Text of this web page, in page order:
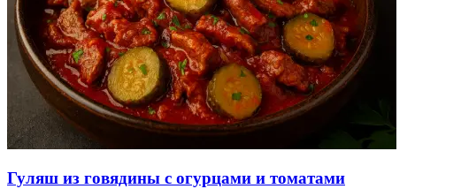
Гуляш из говядины с огурцами и томатами